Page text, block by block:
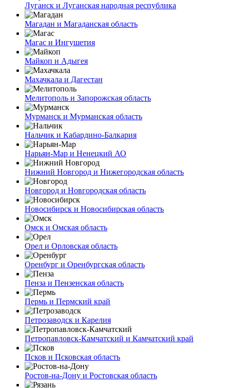
Луганск и Луганская народная республика
Магадан и Магаданская область
Магас и Ингушетия
Майкоп и Адыгея
Махачкала и Дагестан
Мелитополь и Запорожская область
Мурманск и Мурманская область
Нальчик и Кабардино-Балкария
Нарьян-Мар и Ненецкий АО
Нижний Новгород и Нижегородская область
Новгород и Новгородская область
Новосибирск и Новосибирская область
Омск и Омская область
Орел и Орловская область
Оренбург и Оренбургская область
Пенза и Пензенская область
Пермь и Пермский край
Петрозаводск и Карелия
Петропавловск-Камчатский и Камчатский край
Псков и Псковская область
Ростов-на-Дону и Ростовская область